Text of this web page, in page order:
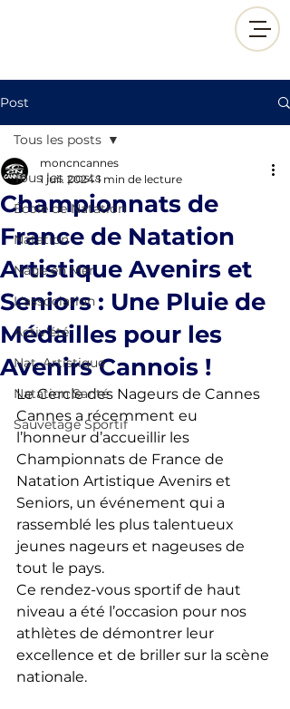
Post
Tous les posts
École de Natation
Natation
Nage en Mer
L'association
Activ'été
Nat. Artistique
Natation Santé
Sauvetage Sportif
Tous les posts
Championnats de
France de Natation
Artistique Avenirs et
Seniors : Une Pluie de
Médailles pour les
Avenirs Cannois !
moncncannes
1 juil. 2024 1 min de lecture
Le Cercle des Nageurs de Cannes
Cannes a récemment eu
l’honneur d’accueillir les
Championnats de France de
Natation Artistique Avenirs et
Seniors, un événement qui a
rassemblé les plus talentueux
jeunes nageurs et nageuses de
tout le pays.
Ce rendez-vous sportif de haut
niveau a été l’occasion pour nos
athlètes de démontrer leur
excellence et de briller sur la scène
nationale.